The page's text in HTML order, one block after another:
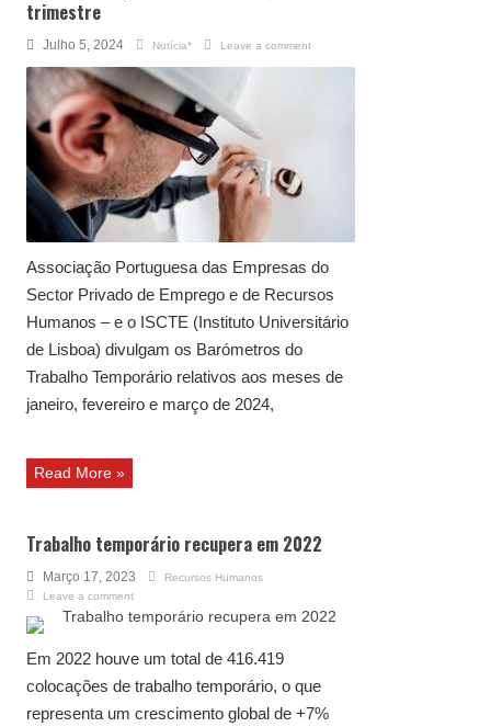
trimestre
Julho 5, 2024 Notícia* Leave a comment
Associação Portuguesa das Empresas do
Sector Privado de Emprego e de Recursos
Humanos – e o ISCTE (Instituto Universitário
de Lisboa) divulgam os Barómetros do
Trabalho Temporário relativos aos meses de
janeiro, fevereiro e março de 2024,
Read More »
Trabalho temporário recupera em 2022
Março 17, 2023
Recursos Humanos
Leave a comment
Em 2022 houve um total de 416.419
colocações de trabalho temporário, o que
representa um crescimento global de +7%